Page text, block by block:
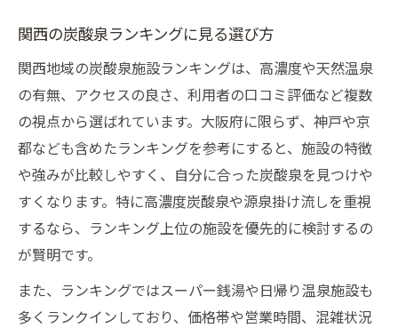
関西の炭酸泉ランキングに見る選び方
関西地域の炭酸泉施設ランキングは、高濃度や天然温泉
の有無、アクセスの良さ、利用者の口コミ評価など複数
の視点から選ばれています。大阪府に限らず、神戸や京
都なども含めたランキングを参考にすると、施設の特徴
や強みが比較しやすく、自分に合った炭酸泉を見つけや
すくなります。特に高濃度炭酸泉や源泉掛け流しを重視
するなら、ランキング上位の施設を優先的に検討するの
が賢明です。
また、ランキングではスーパー銭湯や日帰り温泉施設も
多くランクインしており、価格帯や営業時間、混雑状況